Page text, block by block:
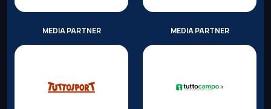
MEDIA PARTNER MEDIA PARTNER